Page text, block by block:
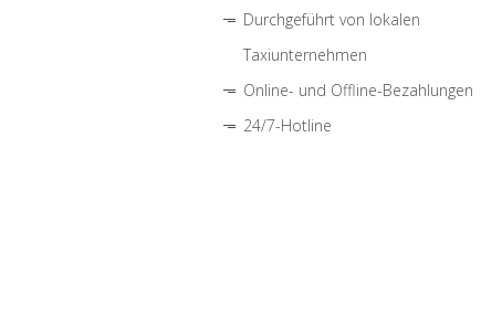
Durchgeführt von lokalen
Taxiunternehmen
Online- und Offline-Bezahlungen
24/7-Hotline